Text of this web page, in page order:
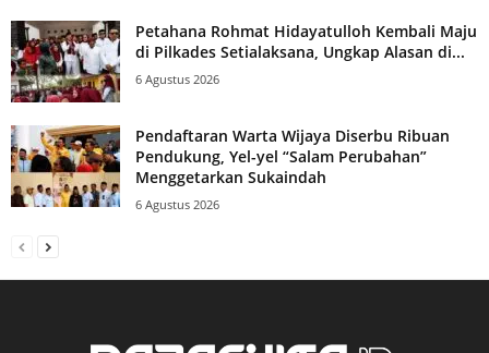
Petahana Rohmat Hidayatulloh Kembali Maju
di Pilkades Setialaksana, Ungkap Alasan di...
6 Agustus 2026
Pendaftaran Warta Wijaya Diserbu Ribuan
Pendukung, Yel-yel “Salam Perubahan”
Menggetarkan Sukaindah
6 Agustus 2026